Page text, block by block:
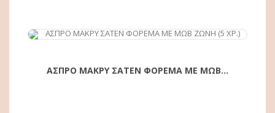
ΑΓΟΡΆ
ΑΣΠΡΟ ΜΑΚΡΥ ΣΑΤΕΝ ΦΟΡΕΜΑ ΜΕ ΜΩΒ...